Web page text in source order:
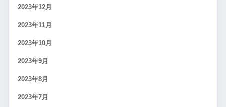
2023年12月
2023年11月
2023年10月
2023年9月
2023年8月
2023年7月